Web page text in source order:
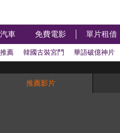
汽車 免費電影 單片租借
薦 韓國古裝宮鬥 華語破億神片
推薦影片